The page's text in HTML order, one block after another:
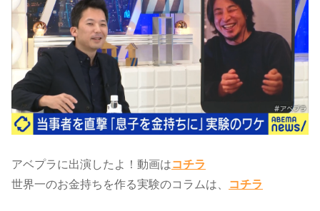
アベプラに出演したよ！動画は​コチラ
世界一のお金持ちを作る実験のコラムは、​
コチラ